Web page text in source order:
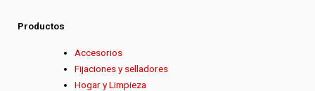
Productos
Accesorios
Fijaciones y selladores
Hogar y Limpieza